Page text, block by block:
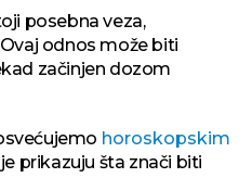
posebna veza,
odnos može biti
začinjen dozom
horoskopskim
prikazuju šta znači biti